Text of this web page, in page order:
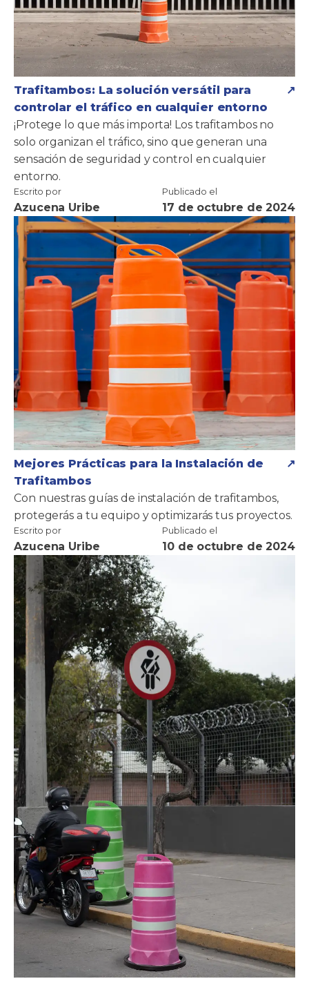
Trafitambos: La solución versátil para
controlar el tráfico en cualquier entorno
¡Protege lo que más importa! Los trafitambos no
solo organizan el tráfico, sino que generan una
sensación de seguridad y control en cualquier
entorno.
Escrito por
Azucena Uribe
Publicado el
17 de octubre de 2024
Mejores Prácticas para la Instalación de
Trafitambos
Con nuestras guías de instalación de trafitambos,
protegerás a tu equipo y optimizarás tus proyectos.
Escrito por
Azucena Uribe
Publicado el
10 de octubre de 2024